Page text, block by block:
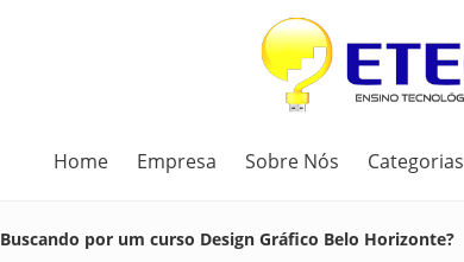
Home Empresa Categorias
Sobre Nós
Buscando por um curso Design Gráfico Belo Horizonte?